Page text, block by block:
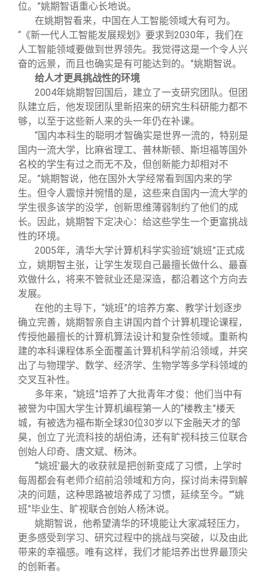
位。”姚期智语重心长地说。
在姚期智看来，中国在人工智能领域大有可为。
“《新一代人工智能发展规划》要求到2030年，我们在
人工智能领域要做到世界领先。我觉得这是一个令人兴
奋的远景，而且也确实是有可能达到的。”姚期智说。
给人才更具挑战性的环境
2004年姚期智回国后，建立了一支研究团队。但团
队建立后，他发现团队里新招来的研究生科研能力都不
够，以至于这些新人来的头一年仍在补课。
“国内本科生的聪明才智确实是世界一流的，特别是
国内一流大学，比麻省理工、普林斯顿、斯坦福等国外
名校的学生有过之而无不及，但创新能力却相对不
足。”姚期智说，他在国外大学经常看到国内来的学
生。但令人震惊并惋惜的是，这些来自国内一流大学的
学生很多该学的没学，创新思维薄弱制约了他们的成
长。因此，姚期智下定决心：给这些学生一个更富挑战
性的环境。
2005年，清华大学计算机科学实验班“姚班”正式成
立，姚期智主张，让学生发现自己最擅长做什么、最喜
欢做什么，将来不管就业还是深造，都沿着这个方向去
发展。
在他的主导下，“姚班”的培养方案、教学计划逐步
确立完善，姚期智亲自主讲国内首个计算机理论课程，
传授他最擅长的计算机算法设计和复杂性领域。重新构
建的本科课程体系全面覆盖计算机科学前沿领域，并突
出了与物理学、数学、经济学、生物学等多学科领域的
交叉互补性。
多年来，“姚班”培养了大批青年才俊：他们当中有
被誉为中国大学生计算机编程第一人的“楼教主”楼天
城，有被选为福布斯全球30位30岁以下金融天才的邹
昊，创立了光流科技的胡伯涛，还有旷视科技三位联合
创始人印奇、唐文斌、杨沐。
“‘姚班’最大的收获就是把创新变成了习惯，上学时
每周都会有老师介绍前沿领域和方向，探讨尚未得到解
决的问题，这种思路被培养成了习惯，延续至今。”“姚
班”毕业生、旷视联合创始人杨沐说。
姚期智说，他希望清华的环境能让大家减轻压力，
更多感受到学习、研究过程中的挑战与突破，以及由此
带来的幸福感。唯有这样，我们才能培养出世界最顶尖
的创新者。